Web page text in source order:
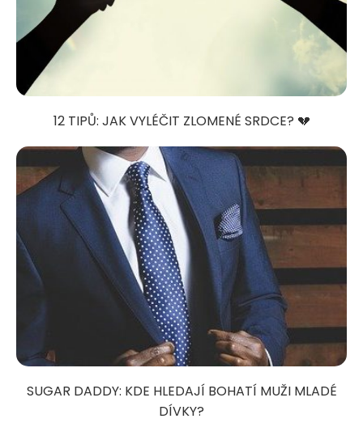
12 TIPŮ: JAK VYLÉČIT ZLOMENÉ SRDCE? 💔
SUGAR DADDY: KDE HLEDAJÍ BOHATÍ MUŽI MLADÉ
DÍVKY?